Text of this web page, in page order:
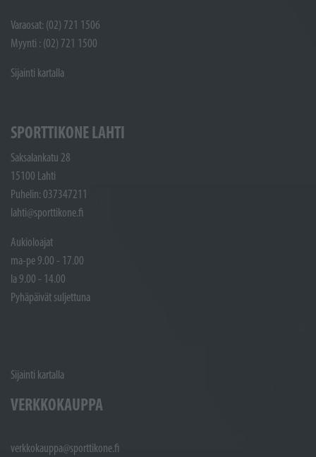
Varaosat: (02) 721 1506
Myynti : (02) 721 1500
Sijainti kartalla
SPORTTIKONE LAHTI
Saksalankatu 28
15100 Lahti
Puhelin: 037347211
lahti@sporttikone.fi
Aukioloajat
ma-pe 9.00 - 17.00
la 9.00 - 14.00
Pyhäpäivät suljettuna
Sijainti kartalla
VERKKOKAUPPA
verkkokauppa@sporttikone.fi